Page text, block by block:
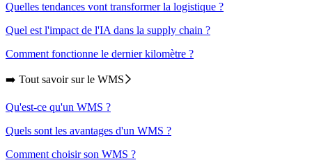
Quelles tendances vont transformer la logistique ?
Quel est l'impact de l'IA dans la supply chain ?
Comment fonctionne le dernier kilomètre ?
➡️ Tout savoir sur le WMS
Qu'est-ce qu'un WMS ?
Quels sont les avantages d'un WMS ?
Comment choisir son WMS ?